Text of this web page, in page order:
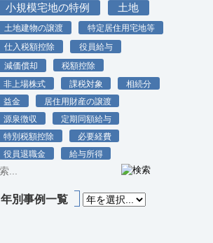
小規模宅地の特例 土地
土地建物の譲渡
特定居住用宅地等
仕入税額控除
役員給与
減価償却
税額控除
非上場株式
課税対象
相続分
益金
居住用財産の譲渡
源泉徴収
定期同額給与
特別税額控除
必要経費
役員退職金
給与所得
年別事例一覧